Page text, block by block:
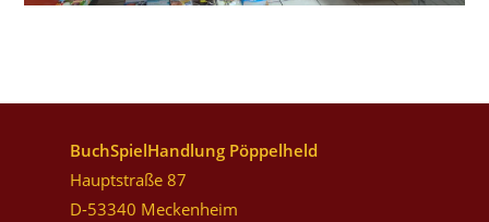
BuchSpielHandlung Pöppelheld
Hauptstraße 87
D-53340 Meckenheim